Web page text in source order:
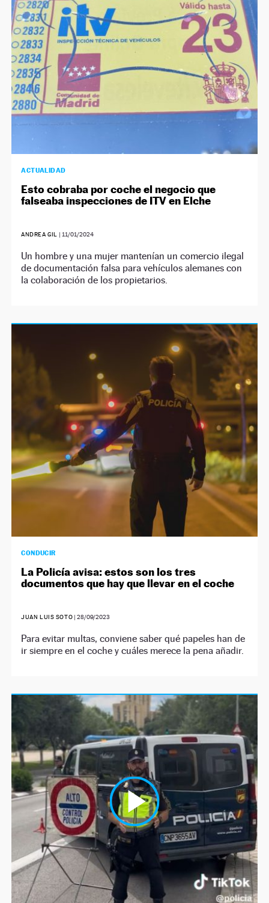
NEWSLETTER
SÍGUENOS
ACTUALIDAD
Esto cobraba por coche el negocio que
falseaba inspecciones de ITV en Elche
ANDREA GIL | 11/01/2024
Un hombre y una mujer mantenían un comercio ilegal
de documentación falsa para vehículos alemanes con
la colaboración de los propietarios.
CONDUCIR
La Policía avisa: estos son los tres
documentos que hay que llevar en el coche
JUAN LUIS SOTO |28/09/2023
Para evitar multas, conviene saber qué papeles han de
ir siempre en el coche y cuáles merece la pena añadir.